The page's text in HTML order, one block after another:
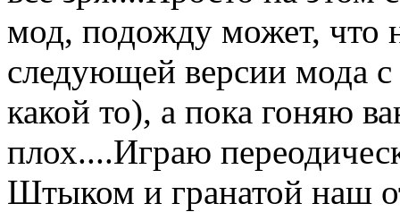
мод, подожду может, что
следующей версии мода
какой то), а пока гоняю
плох....Играю
Штыком и гранатой наш